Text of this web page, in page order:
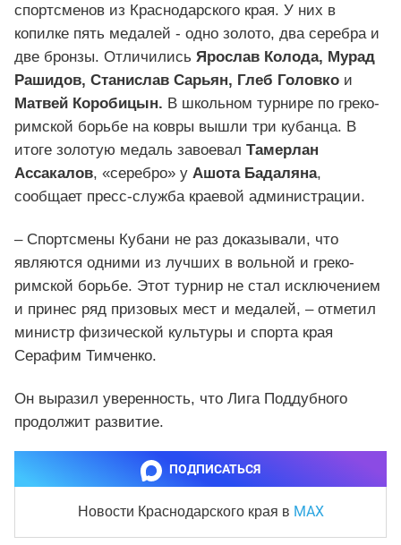
спортсменов из Краснодарского края. У них в
копилке пять медалей - одно золото, два серебра и
две бронзы. Отличились Ярослав Колода, Мурад
Рашидов, Станислав Сарьян, Глеб Головко и
Матвей Коробицын. В школьном турнире по греко-
римской борьбе на ковры вышли три кубанца. В
итоге золотую медаль завоевал Тамерлан
Ассакалов, «серебро» у Ашота Бадаляна,
сообщает пресс-служба краевой администрации.
– Спортсмены Кубани не раз доказывали, что
являются одними из лучших в вольной и греко-
римской борьбе. Этот турнир не стал исключением
и принес ряд призовых мест и медалей, – отметил
министр физической культуры и спорта края
Серафим Тимченко.
Он выразил уверенность, что Лига Поддубного
продолжит развитие.
ПОДПИСАТЬСЯ
Новости Краснодарского края в MAX